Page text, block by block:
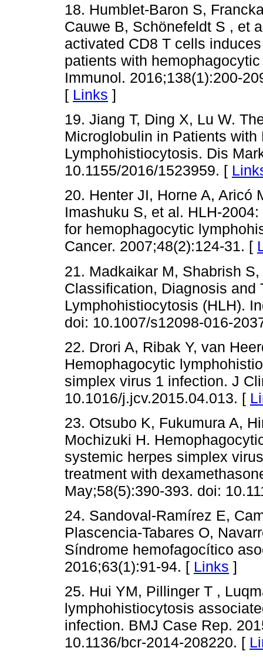
18. Humblet-Baron S,
Cauwe B, Schönefeldt S , et
activated CD8 T cells
patients with
Immunol. 2016;138(1):200-
[ Links ]
19. Jiang T, Ding X, Lu W.
Microglobulin in Patients with
Lymphohistiocytosis. Dis
10.1155/2016/1523959. [
20. Henter JI, Horne A, Aricó
Imashuku S, et al. HLH-
for hemophagocytic
Cancer. 2007;48(2):124-31. [
21. Madkaikar M, Shabrish
Classification, Diagnosis and
Lymphohistiocytosis (HLH).
doi: 10.1007/s12098-016-
22. Drori A, Ribak Y, van
Hemophagocytic
simplex virus 1 infection. J
10.1016/j.jcv.2015.04.013. [
23. Otsubo K, Fukumura A,
Mochizuki H.
systemic herpes simplex
treatment with
May;58(5):390-393. doi:
24. Sandoval-Ramírez E,
Plascencia-Tabares O,
Síndrome hemofagocítico
2016;63(1):91-94. [ Links ]
25. Hui YM, Pillinger T ,
lymphohistiocytosis
infection. BMJ Case Rep.
10.1136/bcr-2014-208220. [